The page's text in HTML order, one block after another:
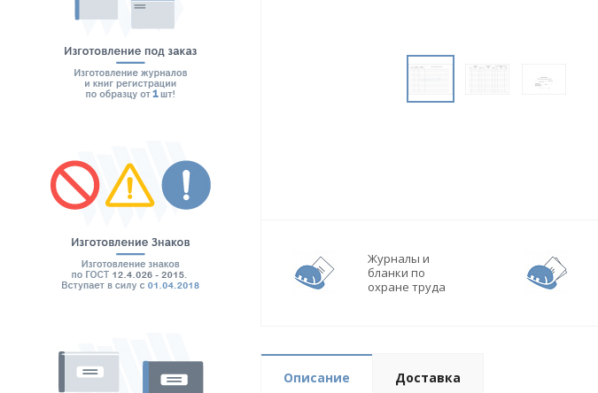
Журналы и
бланки по
охране труда
Описание Доставка